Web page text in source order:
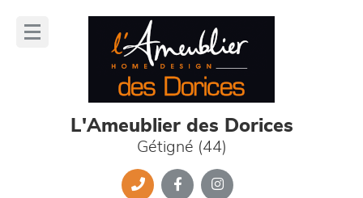
L'Ameublier des Dorices
Gétigné (44)